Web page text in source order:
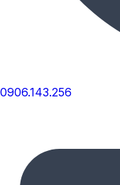
0906.143.256